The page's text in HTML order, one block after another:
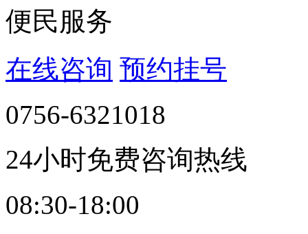
便民服务
在线咨询 预约挂号
0756-6321018
24小时免费咨询热线
08:30-18:00